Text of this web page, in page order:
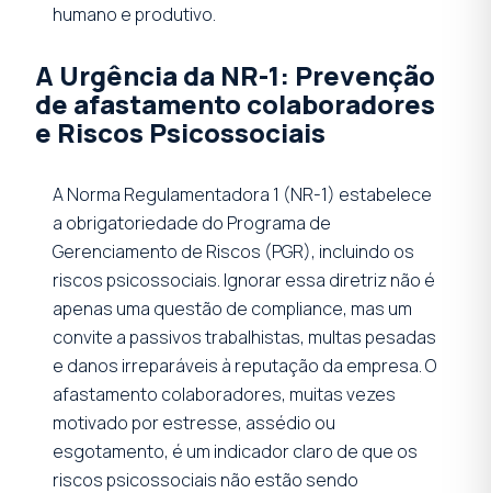
humano e produtivo.
A Urgência da NR-1: Prevenção
de afastamento colaboradores
e Riscos Psicossociais
A Norma Regulamentadora 1 (NR-1) estabelece
a obrigatoriedade do Programa de
Gerenciamento de Riscos (PGR), incluindo os
riscos psicossociais. Ignorar essa diretriz não é
apenas uma questão de compliance, mas um
convite a passivos trabalhistas, multas pesadas
e danos irreparáveis à reputação da empresa. O
afastamento colaboradores, muitas vezes
motivado por estresse, assédio ou
esgotamento, é um indicador claro de que os
riscos psicossociais não estão sendo